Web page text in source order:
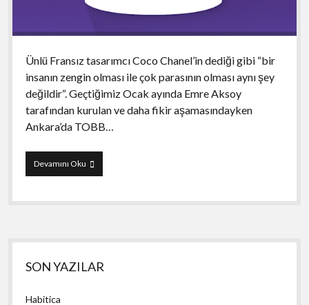
Ünlü Fransız tasarımcı Coco Chanel’in dediği gibi “bir
insanın zengin olması ile çok parasının olması aynı şey
değildir“. Geçtiğimiz Ocak ayında Emre Aksoy
tarafından kurulan ve daha fikir aşamasındayken
Ankara’da TOBB…
Devamını OkuBvrjuva
Yan
Menü
SON YAZILAR
Habitica